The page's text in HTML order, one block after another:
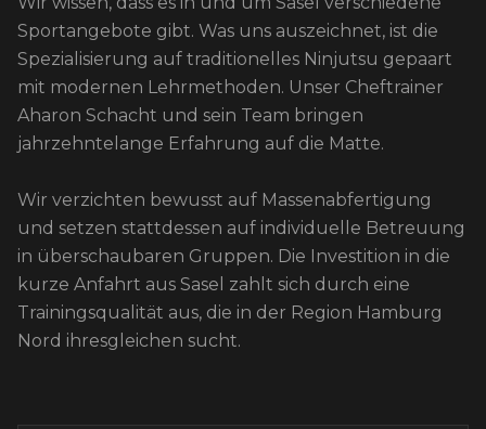
Sportangebote gibt. Was uns auszeichnet, ist die
Spezialisierung auf traditionelles Ninjutsu gepaart
mit modernen Lehrmethoden. Unser Cheftrainer
Aharon Schacht und sein Team bringen
jahrzehntelange Erfahrung auf die Matte.
Wir verzichten bewusst auf Massenabfertigung
und setzen stattdessen auf individuelle Betreuung
in überschaubaren Gruppen. Die Investition in die
kurze Anfahrt aus Sasel zahlt sich durch eine
Trainingsqualität aus, die in der Region Hamburg
Nord ihresgleichen sucht.